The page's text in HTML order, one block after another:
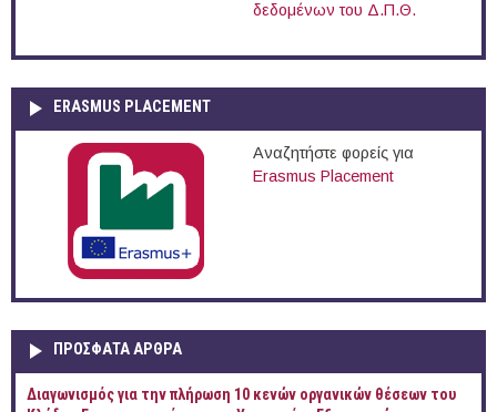
δεδομένων του Δ.Π.Θ.
ERASMUS PLACEMENT
Αναζητήστε φορείς για
Erasmus Placement
ΠΡOΣΦΑΤΑ AΡΘΡΑ
Διαγωνισμός για την πλήρωση 10 κενών οργανικών θέσεων του